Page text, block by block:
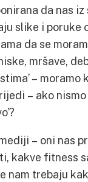
da nas
slike i poruke
da se
mršave,
– moramo
– ako nismo
– oni nas
kakve fitness
nam trebaju